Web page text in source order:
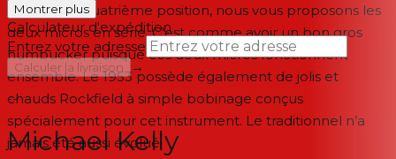
dans cette quatrième position, nous vous proposons les
deux micros en série. C'est comme avoir un bon gros
humbucker puisque ces deux micros fonctionnent
ensemble. Le 1953 possède également de jolis et
chauds Rockfield à simple bobinage conçus
spécialement pour cet instrument. Le traditionnel n’a
jamais été aussi évolué.
Montrer plus
Calculateur d'expédition
Entrez votre adresse
Calculer la livraison
→
--
Michael Kelly